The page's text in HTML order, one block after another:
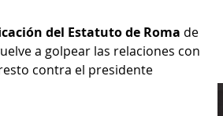
del Estatuto de Roma de
a golpear las relaciones con
contra el presidente